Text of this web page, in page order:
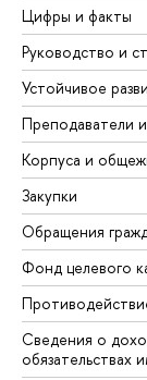
Цифры и факты
Руководство и
Устойчивое
Преподаватели
Корпуса и
Закупки
Обращения
Фонд целевого
Сведения о
обязательствах